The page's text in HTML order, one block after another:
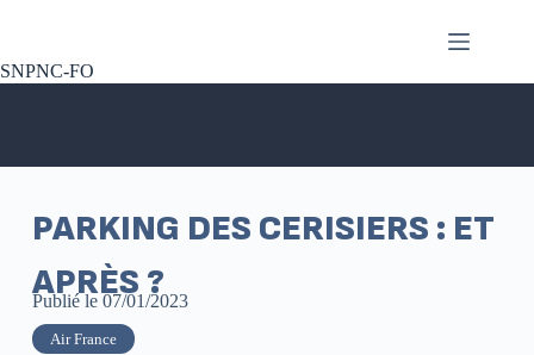
SNPNC-FO
PARKING DES CERISIERS : ET
APRÈS ?
Publié le 07/01/2023
Air France